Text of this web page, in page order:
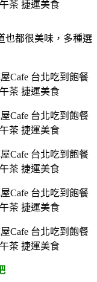
也都很美味，多種選